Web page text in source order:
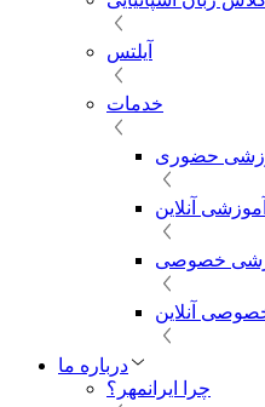
آیلتس
خدمات
حضوری
آنلاین
خصوصی
آنلاین
درباره ما
چرا ایرانمهر؟